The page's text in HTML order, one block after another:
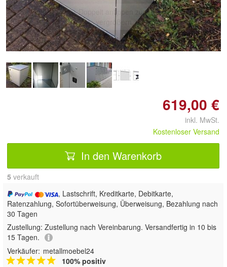
Doppelt antippen zum
vergrößern
619,00 €
inkl. MwSt.
Kostenloser Versand
In den Warenkorb
5 verkauft
, Lastschrift, Kreditkarte, Debitkarte,
Ratenzahlung, Sofortüberweisung, Überweisung, Bezahlung nach
30 Tagen
Zustellung: Zustellung nach Vereinbarung. Versandfertig in 10 bis
15 Tagen.
Verkäufer: metallmoebel24
100% positiv